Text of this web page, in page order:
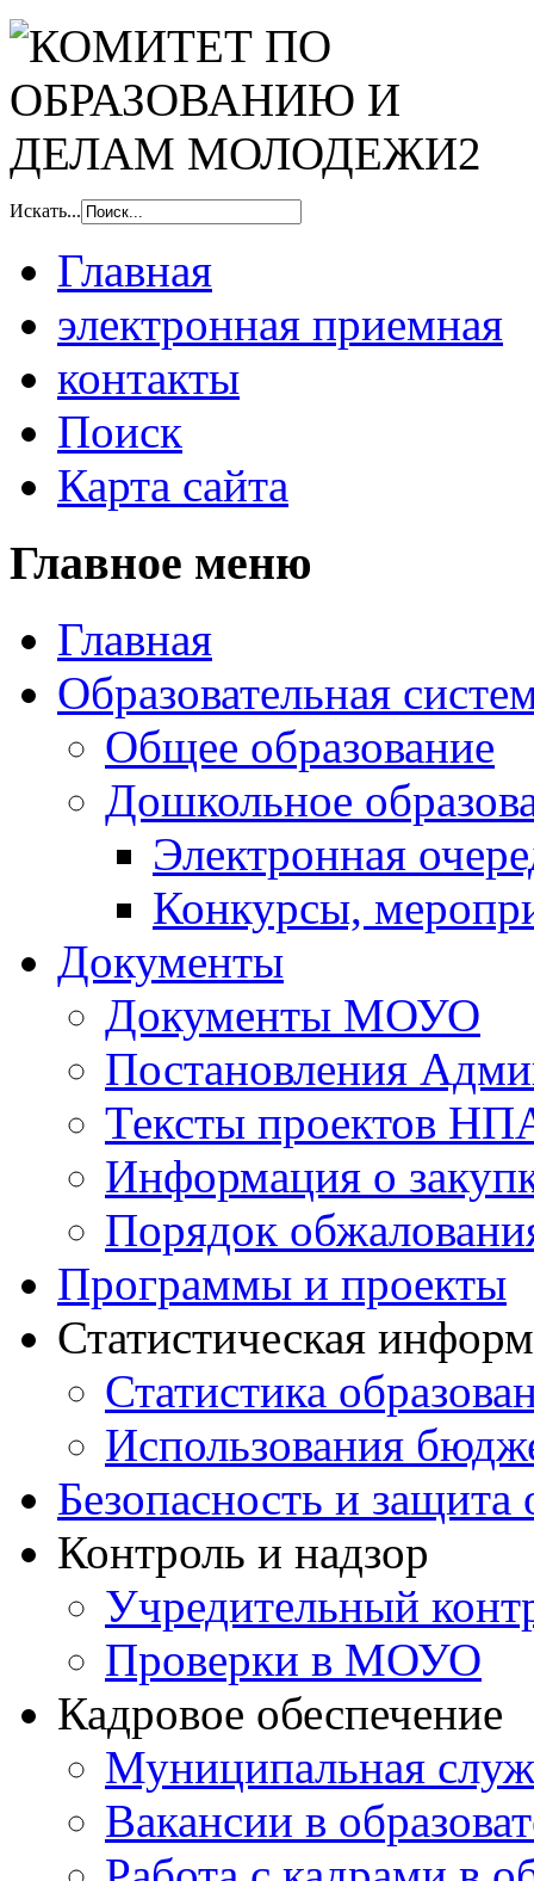
Искать...
Главная
электронная приемная
контакты
Поиск
Карта сайта
Главное меню
Главная
Образовательная
Общее образование
Дошкольное
Электронная
Конкурсы,
Документы
Документы МОУО
Постановления
Тексты проектов
Информация о
Порядок
Программы и проекты
Статистическая
Статистика
Использования
Безопасность и
Контроль и надзор
Учредительный
Проверки в МОУО
Кадровое обеспечение
Муниципальная
Вакансии в